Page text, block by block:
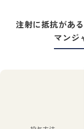
注射に抵抗があ
マンジ